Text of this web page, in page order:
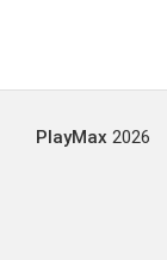
PlayMax 2026